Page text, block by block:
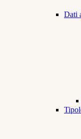
Dati